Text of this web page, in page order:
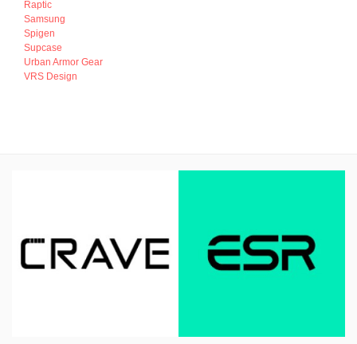
Raptic
Samsung
Spigen
Supcase
Urban Armor Gear
VRS Design